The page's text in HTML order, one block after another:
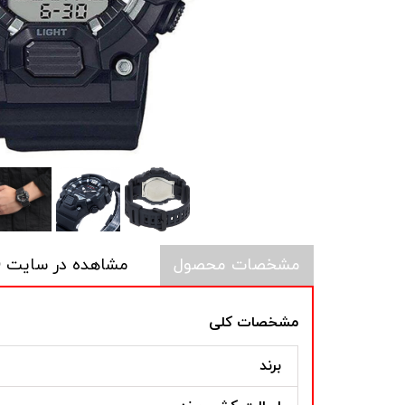
مشخصات محصول مشاهده در سایت CASIO
مشخصات کلی
برند